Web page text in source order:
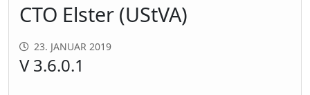
CTO Elster (UStVA)
23. JANUAR 2019
V 3.6.0.1